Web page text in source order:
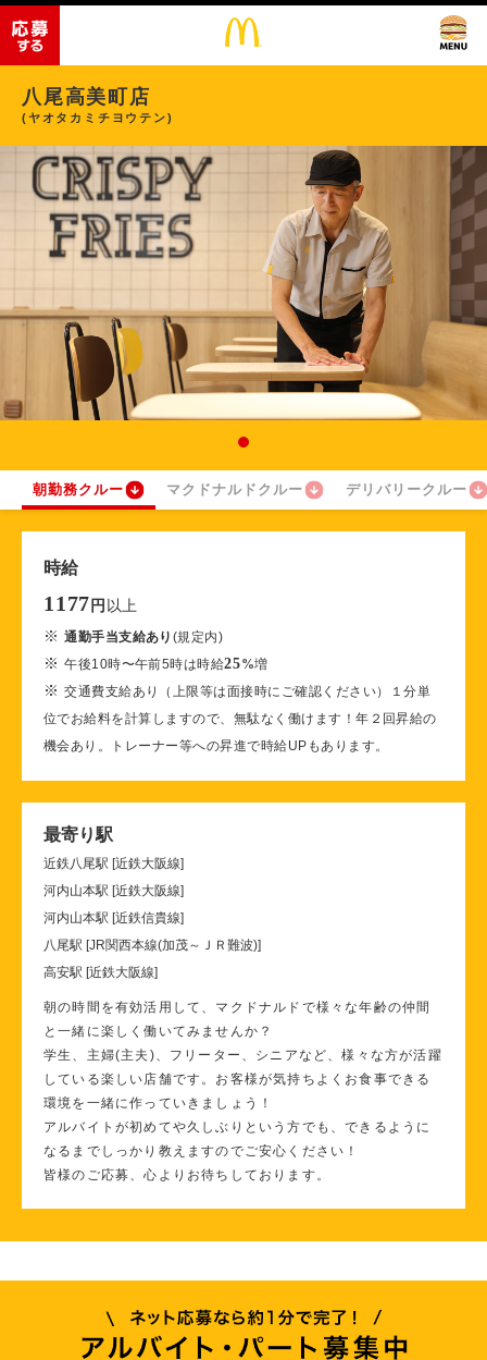
八尾高美町店
(ヤオタカミチヨウテン)
朝勤務クルー マクドナルドクルー デリバリークルー
時給
1177 円 以上
※通勤手当支給あり (規定内)
※午後10時〜午前5時は時給25%増
※交通費支給あり（上限等は面接時にご確認ください）１分単
位でお給料を計算しますので、無駄なく働けます！年２回昇給の
機会あり。トレーナー等への昇進で時給UPもあります。
最寄り駅
近鉄八尾駅 [近鉄大阪線]
河内山本駅 [近鉄大阪線]
河内山本駅 [近鉄信貴線]
八尾駅 [JR関西本線(加茂～ＪＲ難波)]
高安駅 [近鉄大阪線]
朝の時間を有効活用して、マクドナルドで様々な年齢の仲間
と一緒に楽しく働いてみませんか？
学生、主婦(主夫)、フリーター、シニアなど、様々な方が活躍
している楽しい店舗です。お客様が気持ちよくお食事できる
環境を一緒に作っていきましょう！
アルバイトが初めてや久しぶりという方でも、できるように
なるまでしっかり教えますのでご安心ください！
皆様のご応募、心よりお待ちしております。